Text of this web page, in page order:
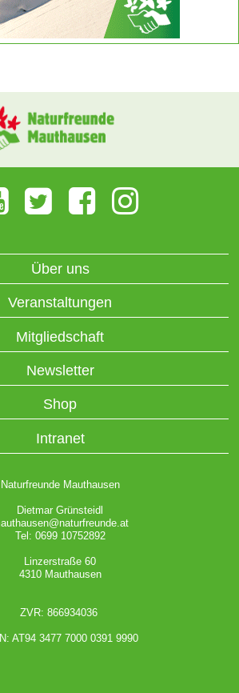
Über uns
Veranstaltungen
Mitgliedschaft
Newsletter
Shop
Intranet
Naturfreunde Mauthausen
Dietmar Grünsteidl
Tel: 0699 10752892
Linzerstraße 60
4310 Mauthausen
ZVR: 866934036
AT94 3477 7000 0391 9990